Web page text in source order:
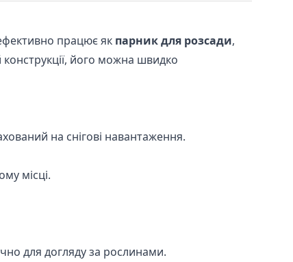
працює як парник для розсади,
його можна швидко
на снігові навантаження.
місці.
для догляду за рослинами.